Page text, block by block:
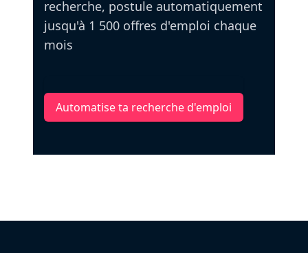
recherche, postule automatiquement
jusqu'à 1 500 offres d'emploi chaque
mois
Automatise ta recherche d'emploi